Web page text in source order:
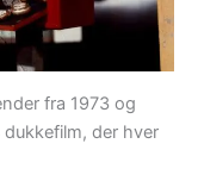
fra 1973 og
der hver